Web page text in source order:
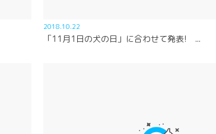
2018.10.22
「11月1日の犬の日」に合わせて発表! ...